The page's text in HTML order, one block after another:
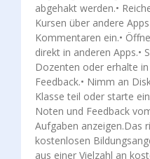
abgehakt werden.•
Kursen über andere
Kommentaren ein.•
direkt in anderen Apps.•
Dozenten oder erhalte
Feedback.• Nimm an
Klasse teil oder starte
Noten und Feedback
Aufgaben anzeigen.Das
kostenlosen
aus einer Vielzahl an